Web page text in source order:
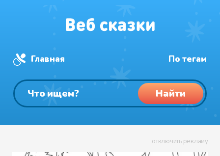
Главная По тегам
Найти
отключить рекламу